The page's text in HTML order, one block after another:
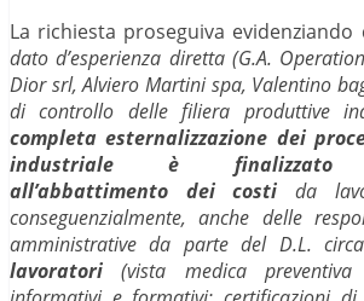
La richiesta proseguiva evidenziando
dato d’esperienza diretta (G.A.
Dior srl, Alviero Martini spa, Valentino
di controllo delle filiera produttive
completa esternalizzazione dei
industriale è finalizzato
all’abbattimento dei costi da
conseguenzialmente, anche delle
amministrative da parte del D.L.
lavoratori (vista medica